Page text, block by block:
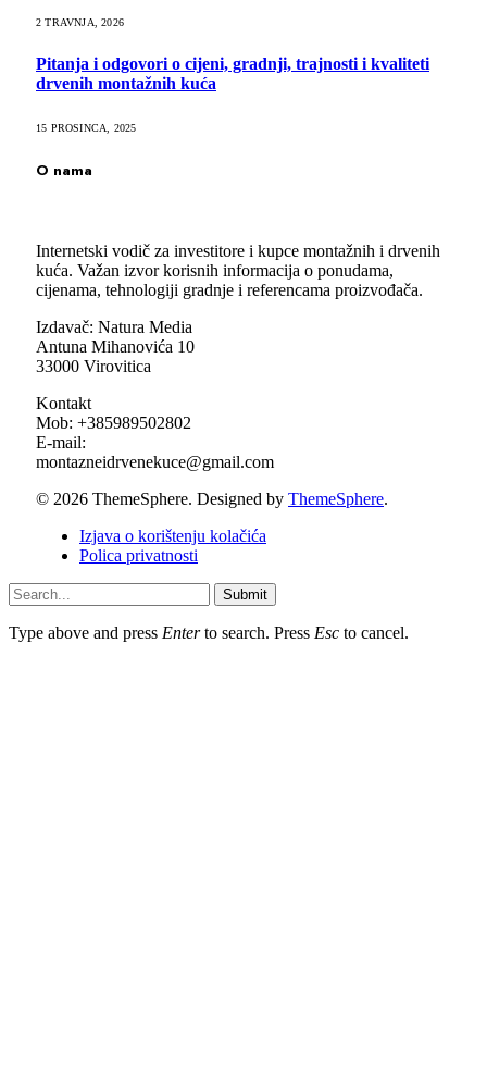
2 TRAVNJA, 2026
Pitanja i odgovori o cijeni, gradnji, trajnosti i kvaliteti
drvenih montažnih kuća
15 PROSINCA, 2025
O nama
Internetski vodič za investitore i kupce montažnih i drvenih
kuća. Važan izvor korisnih informacija o ponudama,
cijenama, tehnologiji gradnje i referencama proizvođača.
Izdavač: Natura Media
Antuna Mihanovića 10
33000 Virovitica
Kontakt
Mob: +385989502802
E-mail:
montazneidrvenekuce@gmail.com
© 2026 ThemeSphere. Designed by ThemeSphere.
Izjava o korištenju kolačića
Polica privatnosti
Submit
Type above and press Enterto search. Press Esc to cancel.